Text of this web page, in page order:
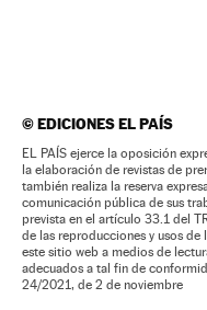
©EDICIONES EL PAÍS
EL PAÍS ejerce la oposición
la elaboración de revistas de
también realiza la reserva
comunicación pública de sus
prevista en el artículo 33.1 del
de las reproducciones y usos de
este sitio web a medios de
adecuados a tal fin de
24/2021, de 2 de noviembre